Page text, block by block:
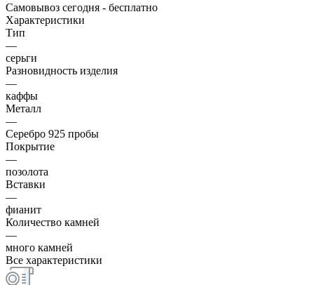
Самовывоз сегодня - бесплатно
Характеристики
Тип
—
серьги
Разновидность изделия
—
каффы
Металл
—
Серебро 925 пробы
Покрытие
—
позолота
Вставки
—
фианит
Количество камней
—
много камней
Все характеристики